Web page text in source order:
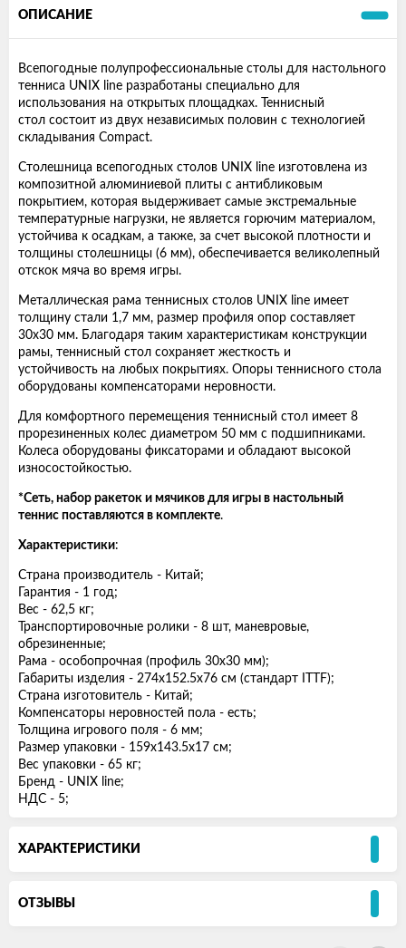
ОПИСАНИЕ
Всепогодные полупрофессиональные столы для настольного
тенниса UNIX line разработаны специально для
использования на открытых площадках. Теннисный
стол состоит из двух независимых половин с технологией
складывания Compact.
Столешница всепогодных столов UNIX line изготовлена из
композитной алюминиевой плиты с антибликовым
покрытием, которая выдерживает самые экстремальные
температурные нагрузки, не является горючим материалом,
устойчива к осадкам, а также, за счет высокой плотности и
толщины столешницы (6 мм), обеспечивается великолепный
отскок мяча во время игры.
Металлическая рама теннисных столов UNIX line имеет
толщину стали 1,7 мм, размер профиля опор составляет
30х30 мм. Благодаря таким характеристикам конструкции
рамы, теннисный стол сохраняет жесткость и
устойчивость на любых покрытиях. Опоры теннисного стола
оборудованы компенсаторами неровности.
Для комфортного перемещения теннисный стол имеет 8
прорезиненных колес диаметром 50 мм с подшипниками.
Колеса оборудованы фиксаторами и обладают высокой
износостойкостью.
*Сеть, набор ракеток и мячиков для игры в настольный
теннис поставляются в комплекте.
Характеристики:
Страна производитель - Китай;
Гарантия - 1 год;
Вес - 62,5 кг;
Транспортировочные ролики - 8 шт, маневровые,
обрезиненные;
Рама - особопрочная (профиль 30x30 мм);
Габариты изделия - 274x152.5x76 см (стандарт ITTF);
Страна изготовитель - Китай;
Компенсаторы неровностей пола - есть;
Толщина игрового поля - 6 мм;
Размер упаковки - 159x143.5x17 см;
Вес упаковки - 65 кг;
Бренд - UNIX line;
НДС - 5;
ХАРАКТЕРИСТИКИ
ОТЗЫВЫ